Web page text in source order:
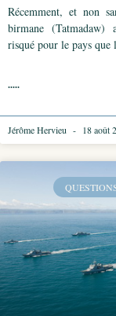
Récemment, et non
birmane
risqué pour le pays que
.....
Jérôme Hervieu 18 août